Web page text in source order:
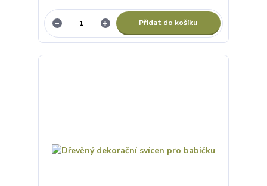
Přidat do košíku